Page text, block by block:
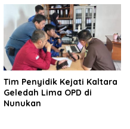
Tim Penyidik Kejati Kaltara
Geledah Lima OPD di
Nunukan